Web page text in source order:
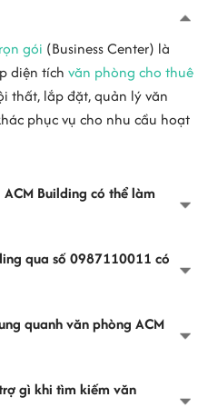
bảo chất lượng - an toàn.
mua sắm AEON MALL giúp quý
mua sắm và thư giản sau giờ
thang máy tốc độc cao, hệ
điện hoạt động 100% công
ưu điểm bên trên,văn phòng
hẹn sẽ là một lựa chọn hấp
freelancers, các doanh nghiệp
muốn mở văn phòng đại diện.
1 số fax riêng.
thạo Tiếng Anh.
fax, printer hiện đại, sẵn
gói (Business Center) là
diện tích văn phòng cho thuê
thất, lắp đặt, quản lý văn
phục vụ cho nhu cầu hoạt
Building có thể làm
qua số 0987110011 có
quanh văn phòng ACM
gì khi tìm kiếm văn